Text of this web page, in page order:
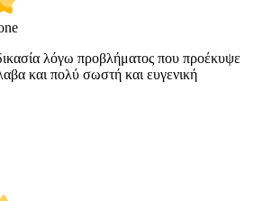
λόγω προβλήματος που προέκυψε
και πολύ σωστή και ευγενική